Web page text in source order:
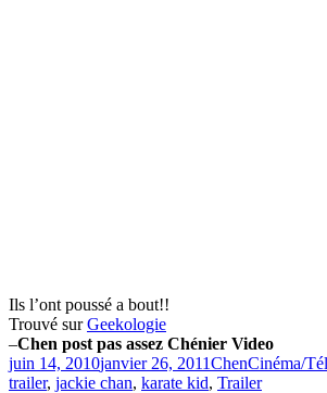
Ils l’ont poussé a bout!!
Trouvé surGeekologie
–Chen post pas assez Chénier Video
Publié
le
juin 14, 2010janvier 26, 2011ChenCatégories
Cinéma/
trailer, jackie chan, karate kid, Trailer